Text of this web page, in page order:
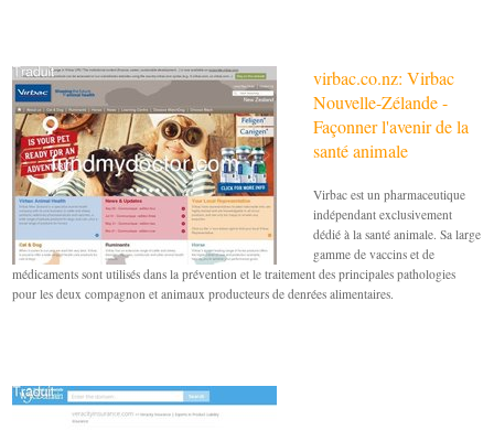
virbac.co.nz: Virbac
Nouvelle-Zélande -
Façonner l'avenir de la
santé animale
Virbac est un pharmaceutique
indépendant exclusivement
dédié à la santé animale. Sa large
gamme de vaccins et de
médicaments sont utilisés dans la prévention et le traitement des principales pathologies
pour les deux compagnon et animaux producteurs de denrées alimentaires.